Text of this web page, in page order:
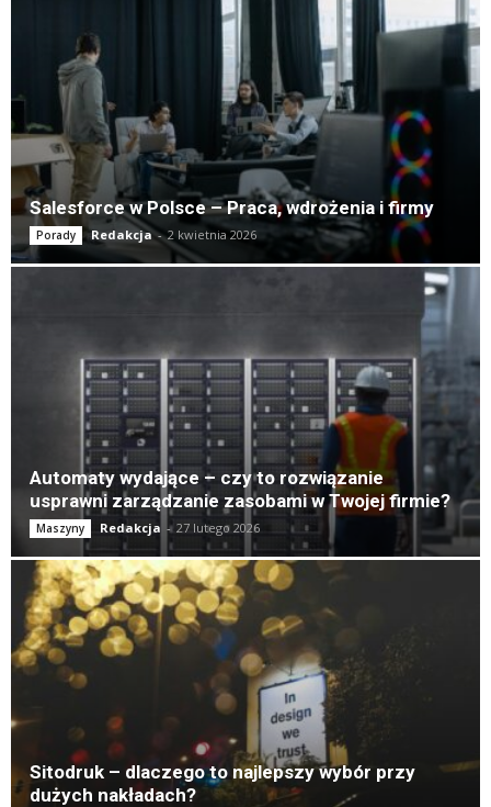
Salesforce w Polsce – Praca, wdrożenia i firmy
Porady Redakcja - 2 kwietnia 2026
Automaty wydające – czy to rozwiązanie
usprawni zarządzanie zasobami w Twojej firmie?
Maszyny Redakcja - 27 lutego 2026
Sitodruk – dlaczego to najlepszy wybór przy
dużych nakładach?